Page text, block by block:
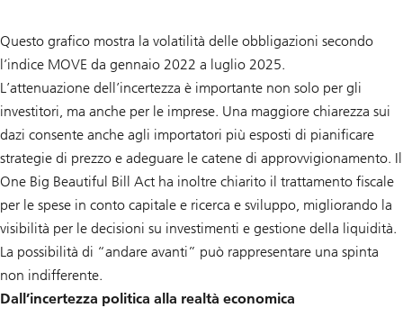
Questo grafico mostra la volatilità delle obbligazioni secondo
l’indice MOVE da gennaio 2022 a luglio 2025.
L’attenuazione dell’incertezza è importante non solo per gli
investitori, ma anche per le imprese. Una maggiore chiarezza sui
dazi consente anche agli importatori più esposti di pianificare
strategie di prezzo e adeguare le catene di approvvigionamento. Il
One Big Beautiful Bill Act ha inoltre chiarito il trattamento fiscale
per le spese in conto capitale e ricerca e sviluppo, migliorando la
visibilità per le decisioni su investimenti e gestione della liquidità.
La possibilità di “andare avanti” può rappresentare una spinta
non indifferente.
Dall’incertezza politica alla realtà economica